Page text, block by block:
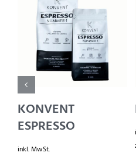
KONVENT
ESPRESSO
inkl. MwSt.